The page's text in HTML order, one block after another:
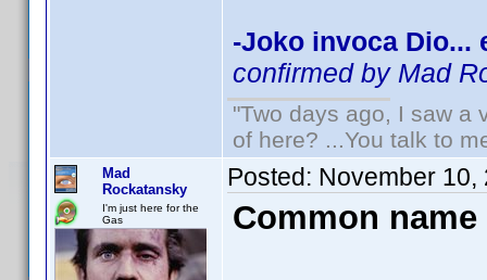
-Joko invoca
confirmed by Mad
"Two days ago, I saw a
of here? ...You talk to
Mad
Rockatansky
I'm just here for the
Gas
Posted: November 10,
Common